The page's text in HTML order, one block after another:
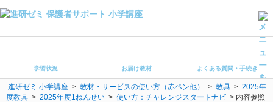
よくある質問・手続き
保護者サポート小学講座 トップ
学習状況 お届け教材 よくある質問・手続き
進研ゼミ 小学講座 > 教材・サービスの使い方（赤ペン他） > 教具 > 2025年
度教具 > 2025年度1ねんせい > 使い方：チャレンジスタートナビ > 内容参照